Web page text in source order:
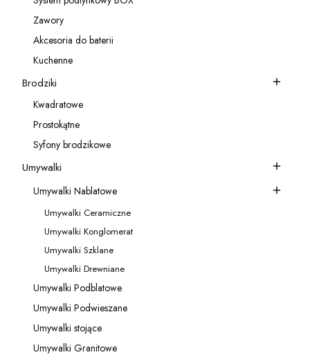
Kategoria - System podtynkowy BOX
Kategoria - Zawory
Zawory
Kategoria - Akcesoria do baterii
Akcesoria do baterii
Kategoria - Kuchenne
Kuchenne
Kategoria - Brodziki
Brodziki
Kategoria - Kwadratowe
Kwadratowe
Kategoria - Prostokątne
Prostokątne
Kategoria - Syfony brodzikowe
Syfony brodzikowe
Kategoria - Umywalki
Umywalki
Kategoria - Umywalki Nablatowe
Umywalki Nablatowe
Kategoria - Umywalki Ceramiczne
Umywalki Ceramiczne
Kategoria - Umywalki Konglomerat
Umywalki Konglomerat
Kategoria - Umywalki Szklane
Umywalki Szklane
Kategoria - Umywalki Drewniane
Umywalki Drewniane
Kategoria - Umywalki Podblatowe
Umywalki Podblatowe
Kategoria - Umywalki Podwieszane
Umywalki Podwieszane
Kategoria - Umywalki stojące
Umywalki stojące
Umywalki Granitowe